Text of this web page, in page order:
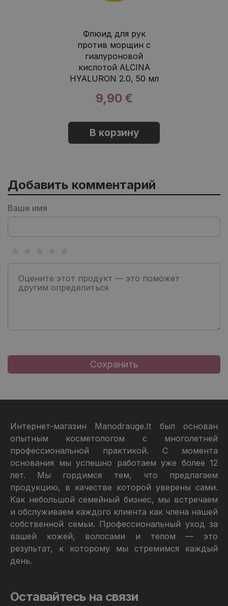
Флюид для рук
против морщин с
гиалуроновой
кислотой ALCINA
HYALURON 2.0, 50 мл
9,90 €
В корзину
Добавить комментарий
Ваше имя
Интернет-магазин Manodraugė.lt был основан
опытным косметологом с многолетней
профессиональной практикой. С момента
основания мы успешно работаем уже более 12
лет. Мы гордимся тем, что предлагаем
продукцию, в качестве которой уверены сами.
Как небольшой семейный бизнес, мы встречаем
и обслуживаем каждого клиента как члена нашей
собственной семьи. Профессиональный уход за
вашей кожей, волосами и телом — это
результат, к которому мы стремимся каждый
день.
Оставайтесь на связи